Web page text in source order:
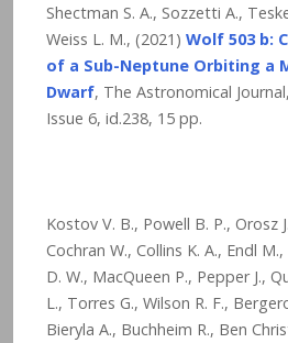
Shectman S. A., Sozzetti A.,
Weiss L. M., (2021) Wolf 503 b:
of a Sub-Neptune Orbiting a
Dwarf, The Astronomical
Issue 6, id.238, 15 pp.
Kostov V. B., Powell B. P., Orosz
Cochran W., Collins K. A., Endl
D. W., MacQueen P., Pepper J.,
L., Torres G., Wilson R. F.,
Bieryla A., Buchheim R., Ben